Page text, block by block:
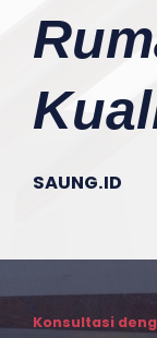
SAUNG.ID
Konsultasi